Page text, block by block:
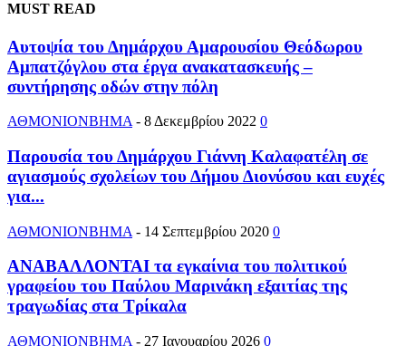
MUST READ
Αυτοψία του Δημάρχου Αμαρουσίου Θεόδωρου
Αμπατζόγλου στα έργα ανακατασκευής –
συντήρησης οδών στην πόλη
ΑΘΜΟΝΙΟΝΒΗΜΑ - 8 Δεκεμβρίου 2022 0
Παρουσία του Δημάρχου Γιάννη Καλαφατέλη σε
αγιασμούς σχολείων του Δήμου Διονύσου και ευχές
για...
ΑΘΜΟΝΙΟΝΒΗΜΑ - 14 Σεπτεμβρίου 2020 0
ΑΝΑΒΑΛΛΟΝΤΑΙ τα εγκαίνια του πολιτικού
γραφείου του Παύλου Μαρινάκη εξαιτίας της
τραγωδίας στα Τρίκαλα
ΑΘΜΟΝΙΟΝΒΗΜΑ - 27 Ιανουαρίου 2026 0